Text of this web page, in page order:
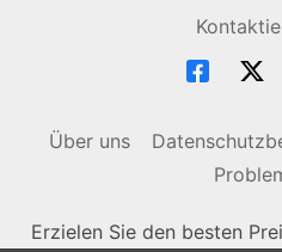
Über uns
Erzielen Sie den besten